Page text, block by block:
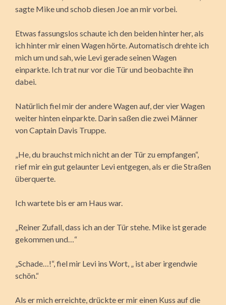
sagte Mike und schob diesen Joe an mir vorbei.
Etwas fassungslos schaute ich den beiden hinter her, als
ich hinter mir einen Wagen hörte. Automatisch drehte ich
mich um und sah, wie Levi gerade seinen Wagen
einparkte. Ich trat nur vor die Tür und beobachte ihn
dabei.
Natürlich fiel mir der andere Wagen auf, der vier Wagen
weiter hinten einparkte. Darin saßen die zwei Männer
von Captain Davis Truppe.
„He, du brauchst mich nicht an der Tür zu empfangen“,
rief mir ein gut gelaunter Levi entgegen, als er die Straßen
überquerte.
Ich wartete bis er am Haus war.
„Reiner Zufall, dass ich an der Tür stehe. Mike ist gerade
gekommen und…“
„Schade…!“, fiel mir Levi ins Wort, „ ist aber irgendwie
schön.“
Als er mich erreichte, drückte er mir einen Kuss auf die